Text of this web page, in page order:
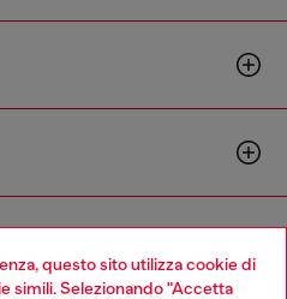
questo sito utilizza cookie di
simili. Selezionando "Accetta